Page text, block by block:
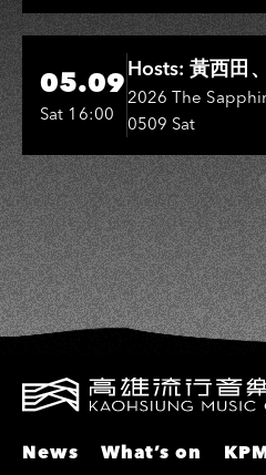
彬、邵大倫、
瑤
Hi-Ing Music Hall
05.09
Sat 16:00
Hosts: 黃西田
Entertainers:
敏、張秀卿、
彬、邵大倫、
瑤
2026 The
0509 Sat
News What’s on